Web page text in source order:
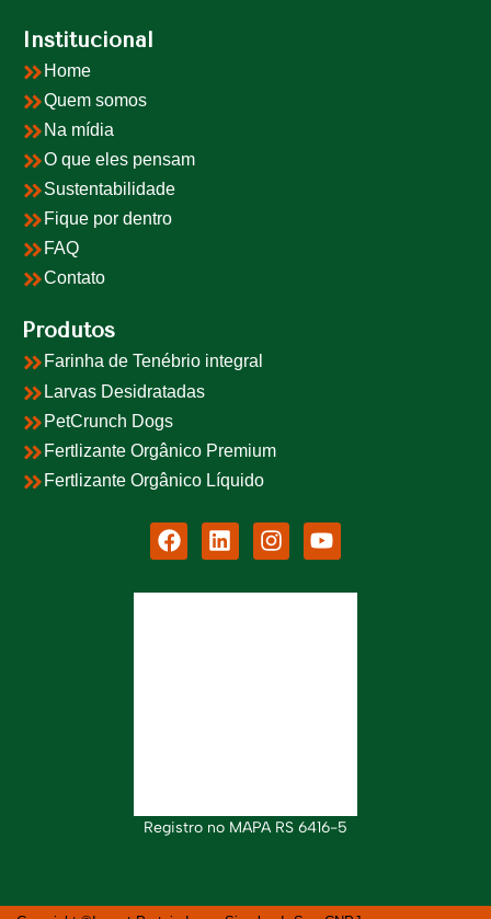
Institucional
Home
Quem somos
Na mídia
O que eles pensam
Sustentabilidade
Fique por dentro
FAQ
Contato
Produtos
Farinha de Tenébrio integral
Larvas Desidratadas
PetCrunch Dogs
Fertlizante Orgânico Premium
Fertlizante Orgânico Líquido
Registro no MAPA RS 6416-5